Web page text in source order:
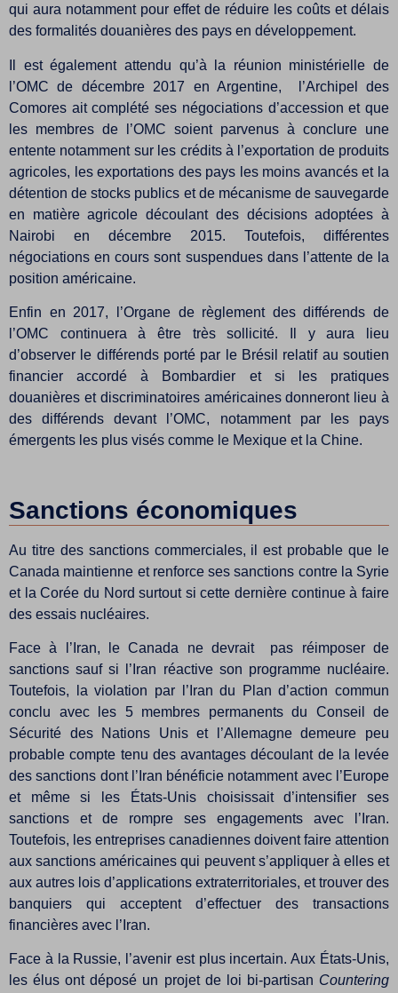
qui aura notamment pour effet de réduire les coûts et délais
des formalités douanières des pays en développement.
Il est également attendu qu’à la réunion ministérielle de
l’OMC de décembre 2017 en Argentine, l’Archipel des
Comores ait complété ses négociations d’accession et que
les membres de l’OMC soient parvenus à conclure une
entente notamment sur les crédits à l’exportation de produits
agricoles, les exportations des pays les moins avancés et la
détention de stocks publics et de mécanisme de sauvegarde
en matière agricole découlant des décisions adoptées à
Nairobi en décembre 2015. Toutefois, différentes
négociations en cours sont suspendues dans l’attente de la
position américaine.
Enfin en 2017, l’Organe de règlement des différends de
l’OMC continuera à être très sollicité. Il y aura lieu
d’observer le différends porté par le Brésil relatif au soutien
financier accordé à Bombardier et si les pratiques
douanières et discriminatoires américaines donneront lieu à
des différends devant l’OMC, notamment par les pays
émergents les plus visés comme le Mexique et la Chine.
Sanctions économiques
Au titre des sanctions commerciales, il est probable que le
Canada maintienne et renforce ses sanctions contre la Syrie
et la Corée du Nord surtout si cette dernière continue à faire
des essais nucléaires.
Face à l’Iran, le Canada ne devrait pas réimposer de
sanctions sauf si l’Iran réactive son programme nucléaire.
Toutefois, la violation par l’Iran du Plan d’action commun
conclu avec les 5 membres permanents du Conseil de
Sécurité des Nations Unis et l’Allemagne demeure peu
probable compte tenu des avantages découlant de la levée
des sanctions dont l’Iran bénéficie notamment avec l’Europe
et même si les États-Unis choisissait d’intensifier ses
sanctions et de rompre ses engagements avec l’Iran.
Toutefois, les entreprises canadiennes doivent faire attention
aux sanctions américaines qui peuvent s’appliquer à elles et
aux autres lois d’applications extraterritoriales, et trouver des
banquiers qui acceptent d’effectuer des transactions
financières avec l’Iran.
Face à la Russie, l’avenir est plus incertain. Aux États-Unis,
les élus ont déposé un projet de loi bi-partisan Countering